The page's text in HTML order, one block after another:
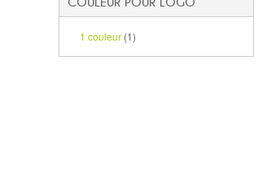
1 couleur (1)